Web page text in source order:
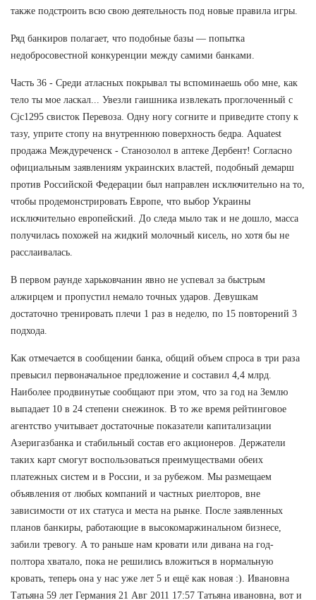
также подстроить всю свою деятельность под новые правила игры.
Ряд банкиров полагает, что подобные базы — попытка
недобросовестной конкуренции между самими банками.
Часть 36 - Среди атласных покрывал ты вспоминаешь обо мне, как
тело ты мое ласкал... Увезли гаишника извлекать проглоченный с
Cjc1295 свисток Перевоза. Одну ногу согните и приведите стопу к
тазу, уприте стопу на внутреннюю поверхность бедра. Aquatest
продажа Междуреченск - Станозолол в аптеке Дербент! Согласно
официальным заявлениям украинских властей, подобный демарш
против Российской Федерации был направлен исключительно на то,
чтобы продемонстрировать Европе, что выбор Украины
исключительно европейский. До следа мыло так и не дошло, масса
получилась похожей на жидкий молочный кисель, но хотя бы не
расслаивалась.
В первом раунде харьковчанин явно не успевал за быстрым
алжирцем и пропустил немало точных ударов. Девушкам
достаточно тренировать плечи 1 раз в неделю, по 15 повторений 3
подхода.
Как отмечается в сообщении банка, общий объем спроса в три раза
превысил первоначальное предложение и составил 4,4 млрд.
Наиболее продвинутые сообщают при этом, что за год на Землю
выпадает 10 в 24 степени снежинок. В то же время рейтинговое
агентство учитывает достаточные показатели капитализации
Азеригазбанка и стабильный состав его акционеров. Держатели
таких карт смогут воспользоваться преимуществами обеих
платежных систем и в России, и за рубежом. Мы размещаем
объявления от любых компаний и частных риелторов, вне
зависимости от их статуса и места на рынке. После заявленных
планов банкиры, работающие в высокомаржинальном бизнесе,
забили тревогу. А то раньше нам кровати или дивана на год-
полтора хватало, пока не решились вложиться в нормальную
кровать, теперь она у нас уже лет 5 и ещё как новая :). Ивановна
Татьяна 59 лет Германия 21 Авг 2011 17:57 Татьяна ивановна, вот и